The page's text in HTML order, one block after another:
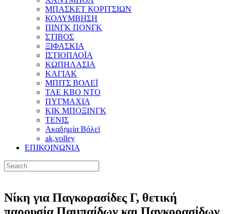
ΜΠΑΣΚΕΤ ΚΟΡΙΤΣΙΩΝ
ΚΟΛΥΜΒΗΣΗ
ΠΙΝΓΚ ΠΟΝΓΚ
ΣΤΙΒΟΣ
ΞΙΦΑΣΚΙΑ
ΙΣΤΙΟΠΛΟΪΑ
ΚΩΠΗΛΑΣΙΑ
ΚΑΓΙΑΚ
ΜΠΙΤΣ ΒΟΛΕΪ
ΤΑΕ ΚΒΟ ΝΤΟ
ΠΥΓΜΑΧΙΑ
ΚΙΚ ΜΠΟΞΙΝΓΚ
ΤΕΝΙΣ
Ακαδημία Βόλεϊ
ak,volley
ΕΠΙΚΟΙΝΩΝΙΑ
Νίκη για Παγκορασίδες Γ, θετική